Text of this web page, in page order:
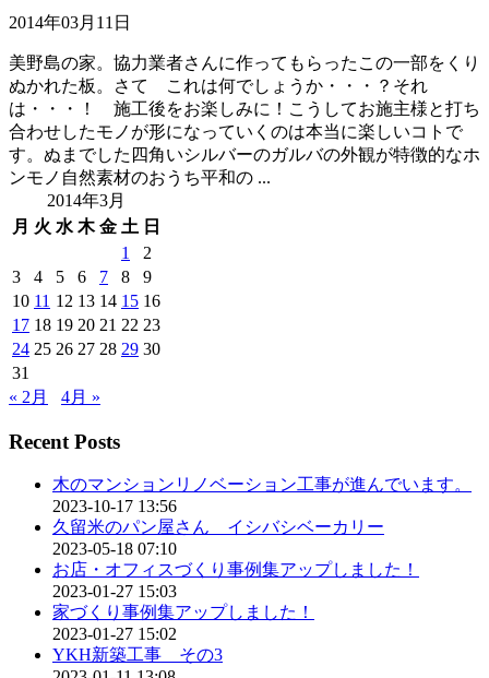
2014年03月11日
美野島の家。協力業者さんに作ってもらったこの一部をくり
ぬかれた板。さて これは何でしょうか・・・？それ
は・・・！ 施工後をお楽しみに！こうしてお施主様と打ち
合わせしたモノが形になっていくのは本当に楽しいコトで
す。ぬまでした四角いシルバーのガルバの外観が特徴的なホ
ンモノ自然素材のおうち平和の ...
2014年3月
月 火 水 木 金 土 日
1
2
3
4 5 6 7 8
9
10 11 12 13 14 15 16
17 18 19 20 21 22 23
24 25 26 27 28 29 30
31
« 2月
4月 »
Recent Posts
木のマンションリノベーション工事が進んでいます。
2023-10-17 13:56
久留米のパン屋さん イシバシベーカリー
2023-05-18 07:10
お店・オフィスづくり事例集アップしました！
2023-01-27 15:03
家づくり事例集アップしました！
2023-01-27 15:02
YKH新築工事 その3